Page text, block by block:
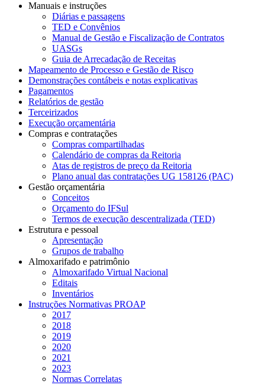
Manuais e instruções
Diárias e passagens
TED e Convênios
Manual de Gestão e Fiscalização de Contratos
UASGs
Guia de Arrecadação de Receitas
Mapeamento de Processo e Gestão de Risco
Demonstrações contábeis e notas explicativas
Pagamentos
Relatórios de gestão
Terceirizados
Execução orçamentária
Compras e contratações
Compras compartilhadas
Calendário de compras da Reitoria
Atas de registros de preço da Reitoria
Plano anual das contratações UG 158126 (PAC)
Gestão orçamentária
Conceitos
Orçamento do IFSul
Termos de execução descentralizada (TED)
Estrutura e pessoal
Apresentação
Grupos de trabalho
Almoxarifado e patrimônio
Almoxarifado Virtual Nacional
Editais
Inventários
Instruções Normativas PROAP
2017
2018
2019
2020
2021
2023
Normas Correlatas